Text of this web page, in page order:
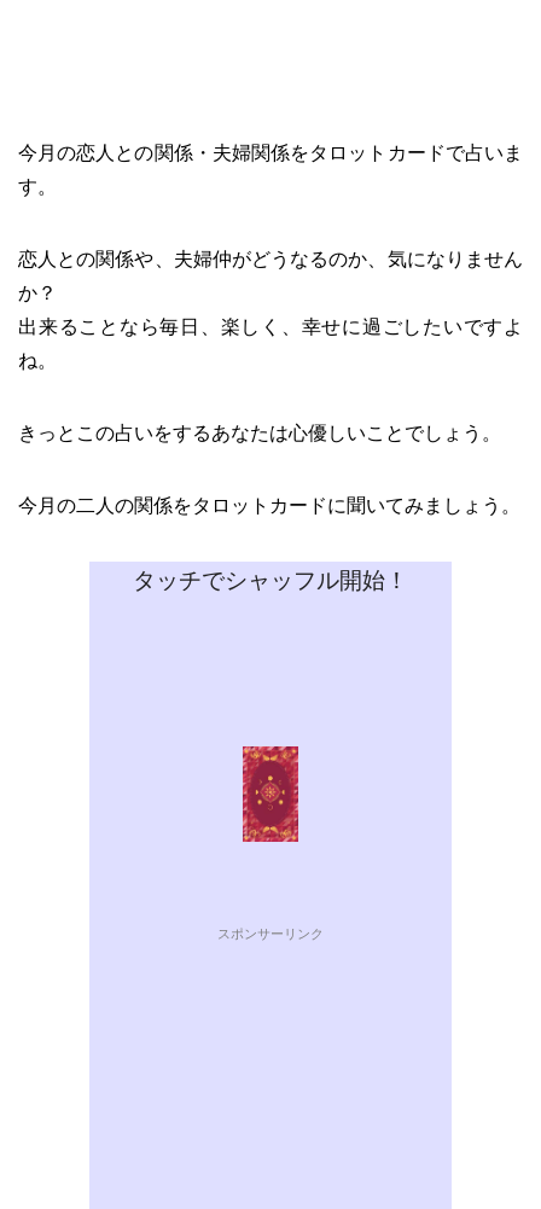
今月の恋人との関係・夫婦関係をタロットカードで占いま
す。
恋人との関係や、夫婦仲がどうなるのか、気になりません
か？
出来ることなら毎日、楽しく、幸せに過ごしたいですよ
ね。
きっとこの占いをするあなたは心優しいことでしょう。
今月の二人の関係をタロットカードに聞いてみましょう。
タッチでシャッフル開始！
スポンサーリンク